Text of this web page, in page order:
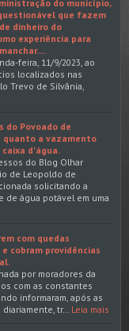
do município,
que fazem
dinheiro do
experiência para
feira, 11/9/2023, ao
localizados nas
Trevo de Silvânia,
do Povoado de
quanto a vazamento
d'água.
do Blog Olhar
de Leopoldo de
solicitando a
de água potável em uma
com quedas
cobram providências
por moradores da
com as constantes
informaram, após as
tr… Leia mais